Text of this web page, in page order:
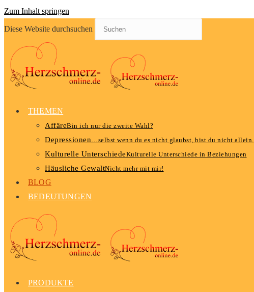
Zum Inhalt springen
Diese Website durchsuchen
THEMEN
AffäreBin ich nur die zweite Wahl?
Depressionen…selbst wenn du es nicht glaubst, bist du nicht allein.
Kulturelle UnterschiedeKulturelle Unterschiede in Beziehungen
Häusliche GewaltNicht mehr mit mir!
BLOG
BEDEUTUNGEN
PRODUKTE